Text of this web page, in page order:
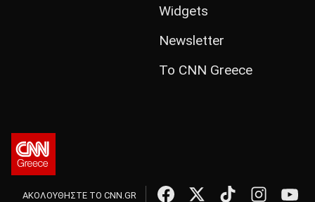
Widgets
Newsletter
Το CNN Greece
ΑΚΟΛΟΥΘΗΣΤΕ ΤΟ CNN.GR